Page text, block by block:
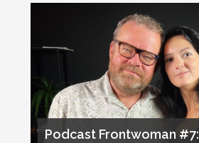
Podcast Frontwoman #7: